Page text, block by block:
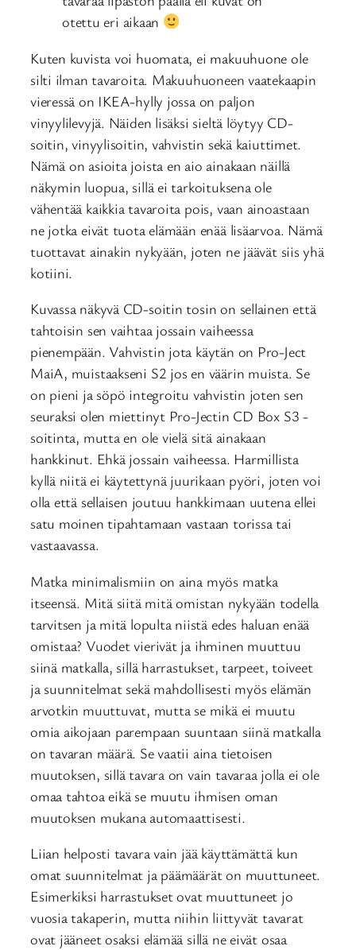
otettu eri aikaan
Kuten kuvista voi huomata, ei makuuhuone ole
silti ilman tavaroita. Makuuhuoneen vaatekaapin
vieressä on IKEA-hylly jossa on paljon
vinyylilevyjä. Näiden lisäksi sieltä löytyy CD-
soitin, vinyylisoitin, vahvistin sekä kaiuttimet.
Nämä on asioita joista en aio ainakaan näillä
näkymin luopua, sillä ei tarkoituksena ole
vähentää kaikkia tavaroita pois, vaan ainoastaan
ne jotka eivät tuota elämään enää lisäarvoa. Nämä
tuottavat ainakin nykyään, joten ne jäävät siis yhä
kotiini.
Kuvassa näkyvä CD-soitin tosin on sellainen että
tahtoisin sen vaihtaa jossain vaiheessa
pienempään. Vahvistin jota käytän on Pro-Ject
MaiA, muistaakseni S2 jos en väärin muista. Se
on pieni ja söpö integroitu vahvistin joten sen
seuraksi olen miettinyt Pro-Jectin CD Box S3 -
soitinta, mutta en ole vielä sitä ainakaan
hankkinut. Ehkä jossain vaiheessa. Harmillista
kyllä niitä ei käytettynä juurikaan pyöri, joten voi
olla että sellaisen joutuu hankkimaan uutena ellei
satu moinen tipahtamaan vastaan torissa tai
vastaavassa.
Matka minimalismiin on aina myös matka
itseensä. Mitä siitä mitä omistan nykyään todella
tarvitsen ja mitä lopulta niistä edes haluan enää
omistaa? Vuodet vierivät ja ihminen muuttuu
siinä matkalla, sillä harrastukset, tarpeet, toiveet
ja suunnitelmat sekä mahdollisesti myös elämän
arvotkin muuttuvat, mutta se mikä ei muutu
omia aikojaan parempaan suuntaan siinä matkalla
on tavaran määrä. Se vaatii aina tietoisen
muutoksen, sillä tavara on vain tavaraa jolla ei ole
omaa tahtoa eikä se muutu ihmisen oman
muutoksen mukana automaattisesti.
Liian helposti tavara vain jää käyttämättä kun
omat suunnitelmat ja päämäärät on muuttuneet.
Esimerkiksi harrastukset ovat muuttuneet jo
vuosia takaperin, mutta niihin liittyvät tavarat
ovat jääneet osaksi elämää sillä ne eivät osaa